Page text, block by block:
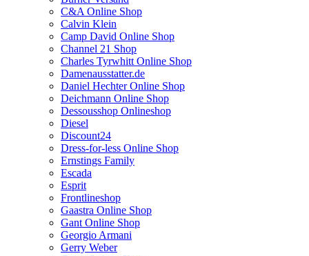
C&A Online Shop
Calvin Klein
Camp David Online Shop
Channel 21 Shop
Charles Tyrwhitt Online Shop
Damenausstatter.de
Daniel Hechter Online Shop
Deichmann Online Shop
Dessousshop Onlineshop
Diesel
Discount24
Dress-for-less Online Shop
Ernstings Family
Escada
Esprit
Frontlineshop
Gaastra Online Shop
Gant Online Shop
Georgio Armani
Gerry Weber